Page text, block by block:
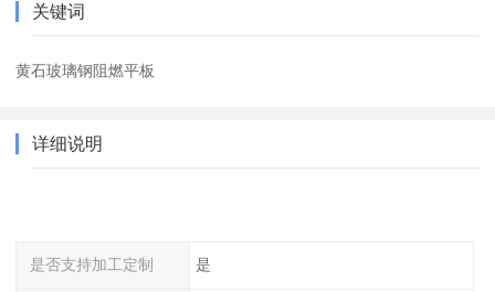
关键词
黄石玻璃钢阻燃平板
详细说明
是否支持加工定制 是